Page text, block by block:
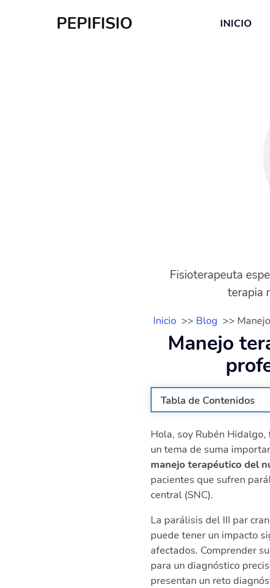
PEPIFISIO INICIO
Fisioterapeuta
terapia
Inicio Blog
Manejo
Tabla de Contenidos
¿Cómo se diagnostica
Tratamientos
¿Qué causa la parálisis
¿Existe cura para la
Técnicas de
craneal y tumores del SNC
¿Qué función tiene
¿Qué produce la
¿Qué diferencias
¿Qué pasa si se
Hola, soy Rubén
un tema de suma
manejo terapéutico del
pacientes que sufren
central (SNC).
La parálisis del III par
puede tener un impacto
afectados. Comprender
para un diagnóstico
presentan un reto